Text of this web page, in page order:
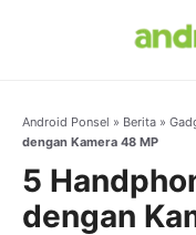
Android Ponsel » Berita »
dengan Kamera 48 MP
5
dengan